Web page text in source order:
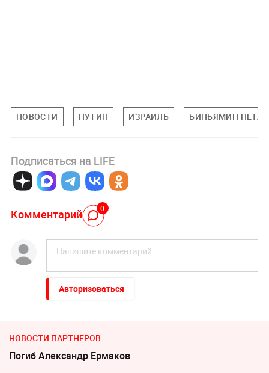
НОВОСТИ ПУТИН ИЗРАИЛЬ БИНЬЯМИН
Подписаться на LIFE
Комментарий 0
Авторизоваться
НОВОСТИ ПАРТНЕРОВ
Погиб Александр Ермаков